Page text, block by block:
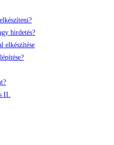
hirdetés?
elkészítése
II.